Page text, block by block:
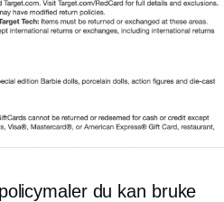
du kan bruke